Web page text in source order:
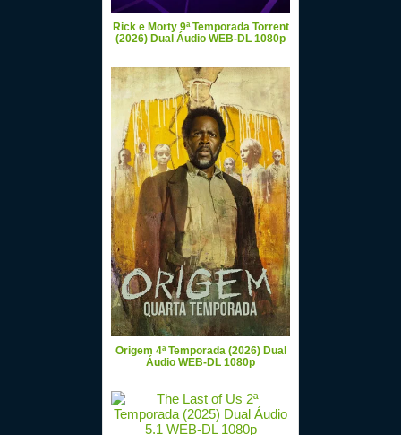
Rick e Morty 9ª Temporada Torrent
(2026) Dual Áudio WEB-DL 1080p
Origem 4ª Temporada (2026) Dual
Áudio WEB-DL 1080p